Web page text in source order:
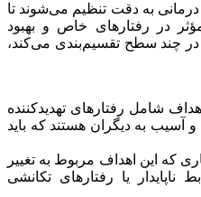
درمانی به دقت تنظیم می‌شوند تا
در رفتارهای خاص و بهبود
در چند سطح تقسیم‌بندی می‌کند،
شامل رفتارهای تهدیدکننده
آسیب به دیگران هستند که باید
که این اهداف مربوط به تغییر
ناپایدار یا رفتارهای تکانشی